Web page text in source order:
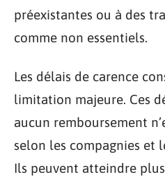
préexistantes ou à des
comme non essentiels.
Les délais de carence
limitation majeure. Ces
aucun remboursement
selon les compagnies et
Ils peuvent atteindre